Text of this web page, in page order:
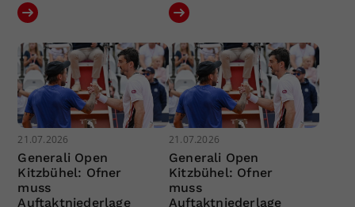
21.07.2026
Generali Open
Kitzbühel: Ofner
muss
Auftaktniederlage
21.07.2026
Generali Open
Kitzbühel: Ofner
muss
Auftaktniederlage